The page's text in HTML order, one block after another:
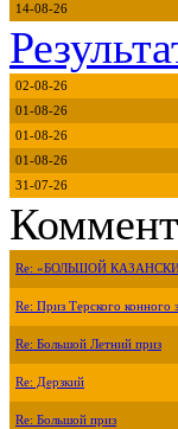
14-08-26
02-08-26
01-08-26
01-08-26
01-08-26
31-07-26
Re: «БОЛЬШОЙ
Re: Приз Терского конного
Re: Большой Летний приз
Re: Дерзкий
Re: Большой приз